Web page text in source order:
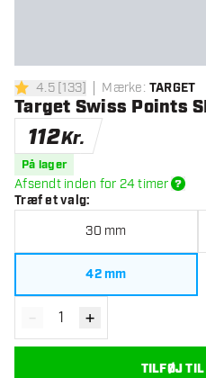
4.5 bedømmelsesstjerner
4.5[133] Mærke: TARGET
Target Swiss Points
112Kr.
På lager
Afsendt inden for 24 timer
Træf et valg:
30 mm
42 mm
Reducér antal
- Øg antal
+
TILFØJ TIL